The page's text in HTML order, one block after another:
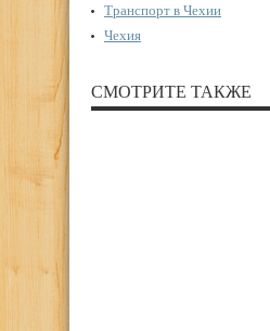
Транспорт в Чехии
Чехия
СМОТРИТЕ ТАКЖЕ